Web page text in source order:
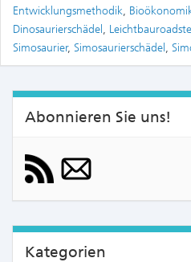
Entwicklungsmethodik,
Dinosaurierschädel ,
Simosaurier, Simosaurierschädel ,
Abonnieren Sie uns!
Kategorien